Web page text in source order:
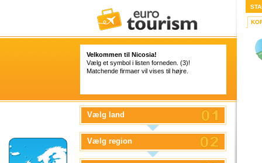
Velkommen til Nicosia!
Vælg et symbol i listen forneden. (3)!
Matchende firmaer vil vises til højre.
Vælg land
Vælg region